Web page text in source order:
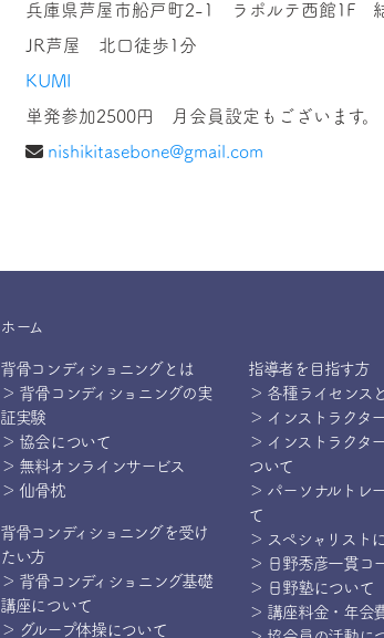
兵庫県芦屋市船戸町2-1 ラポルテ西館1F
JR芦屋 北口徒歩1分
KUMI
単発参加2500円 月会員設定もございます。
nishikitasebone@gmail.com
ホーム
背骨コンディショニングとは
＞ 背骨コンディショニングの実
証実験
＞ 協会について
＞ 無料オンラインサービス
＞ 仙骨枕
背骨コンディショニングを受け
たい方
＞ 背骨コンディショニング基礎
講座について
＞ グループ体操について
指導者を目指す方
＞ 各種ライセンス
＞ インストラクタ
＞ インストラクタ
ついて
＞ パーソナルトレ
て
＞ スペシャリスト
＞ 日野秀彦一貫コ
＞ 日野塾について
＞ 講座料金・年会